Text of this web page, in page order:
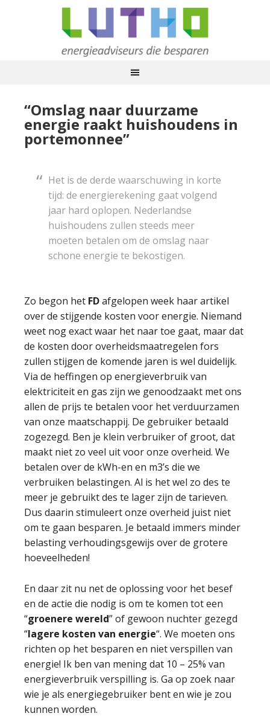
“Omslag naar duurzame
energie raakt huishoudens in
portemonnee”
Het is de derde waarschuwing in korte
tijd: de energierekening gaat volgend
jaar hard oplopen. Nederlandse
huishoudens zullen steeds meer
moeten betalen om de omslag naar
schone energie te bekostigen.
Zo begon het FDafgelopen week haar artikel
over de stijgende kosten voor energie. Niemand
weet nog exact waar het naar toe gaat, maar dat
de kosten door overheidsmaatregelen fors
zullen stijgen de komende jaren is wel duidelijk.
Via de heffingen op energieverbruik van
elektriciteit en gas zijn we genoodzaakt met ons
allen de prijs te betalen voor het verduurzamen
van onze maatschappij. De gebruiker betaald
zogezegd. Ben je klein verbruiker of groot, dat
maakt niet zo veel uit voor onze overheid. We
betalen over de kWh-en en m3’s die we
verbruiken belastingen. Al is het wel zo des te
meer je gebruikt des te lager zijn de tarieven.
Dus daarin stimuleert onze overheid juist niet
om te gaan besparen. Je betaald immers minder
belasting verhoudingsgewijs over de grotere
hoeveelheden!
En daar zit nu net de oplossing voor het besef
en de actie die nodig is om te komen tot een
“groenere wereld” of gewoon nuchter gezegd
“lagere kosten van energie“. We moeten ons
richten op het besparen en niet verspillen van
energie! Ik ben van mening dat 10 – 25% van
energieverbruik verspilling is. Ga op zoek naar
wie je als energiegebruiker bent en wie je zou
kunnen worden.